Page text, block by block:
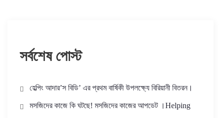
সর্বশেষ পোস্ট
হেল্পিং আদার’স বিডি’ এর প্রথম বার্ষিকী উপলক্ষ্যে বিরিয়ানী বিতরন।
মসজিদের কাজে কি ঘটছে! মসজিদের কাজের আপডেট ।Helping